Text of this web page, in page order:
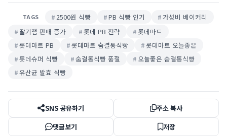
TAGS 2500원 식빵 PB 식빵 인기
가성비 베이커리
딸기잼 판매 증가
롯데 PB 전략
롯데마트
롯데마트 PB
롯데마트 숨결통식빵
롯데마트 오늘좋은
롯데슈퍼 식빵
숨결통식빵 품절
오늘좋은 숨결통식빵
유산균 발효 식빵
SNS 공유하기
주소 복사
댓글보기
저장